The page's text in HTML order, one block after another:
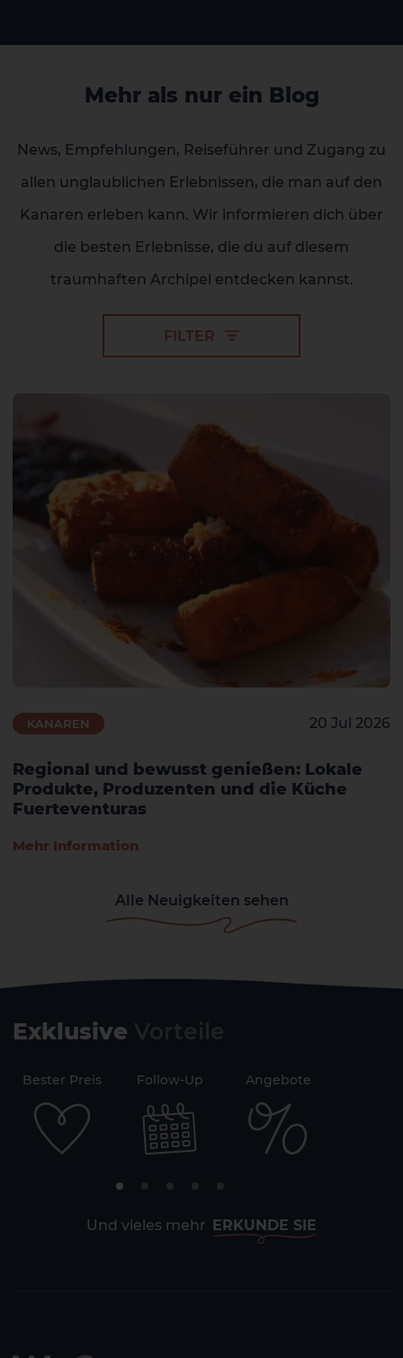
KANAREN 20 Jul 2026
Regional und bewusst genießen: Lokale
Produkte, Produzenten und die Küche
Fuerteventuras
Mehr Information
Mehr als nur ein Blog
News, Empfehlungen, Reiseführer und Zugang zu
allen unglaublichen Erlebnissen, die man auf den
Kanaren erleben kann. Wir informieren dich über
die besten Erlebnisse, die du auf diesem
traumhaften Archipel entdecken kannst.
FILTER
Alle Neuigkeiten sehen
Exklusive
Und vieles mehr ERKUNDE SIE
Bester Preis Follow-Up Angebote